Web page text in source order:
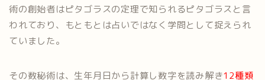
術の創始者はピタゴラスの定理で知られるピタゴラスと言
われており、もともとは占いではなく学問として捉えられ
ていました。
その数秘術は、生年月日から計算し数字を読み解き12種類